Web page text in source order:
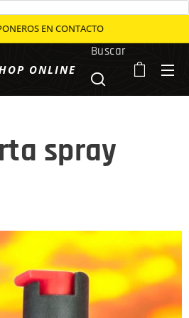
EN CONTACTO
ONLINE
Buscar
spray